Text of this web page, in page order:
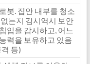
봇. 집안 내부를 청소
는지 감시역시 보안
입을 감시하고, 어느
력을 보유하고 있음
등)